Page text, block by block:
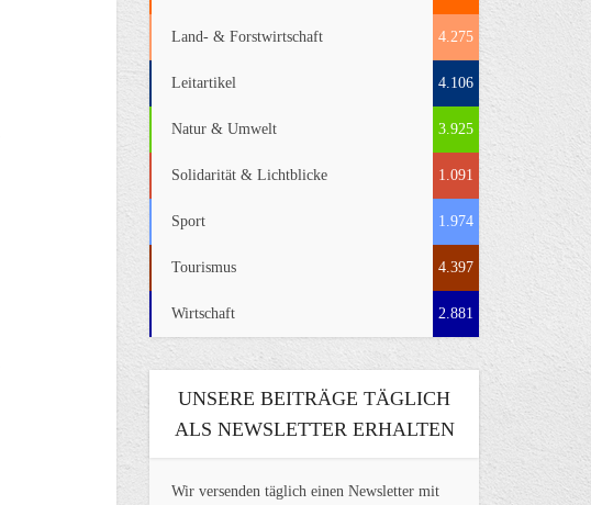
Land- & Forstwirtschaft 4.275
Leitartikel 4.106
Natur & Umwelt 3.925
Solidarität & Lichtblicke 1.091
Sport 1.974
Tourismus 4.397
Wirtschaft 2.881
UNSERE BEITRÄGE TÄGLICH
ALS NEWSLETTER ERHALTEN
Wir versenden täglich einen Newsletter mit